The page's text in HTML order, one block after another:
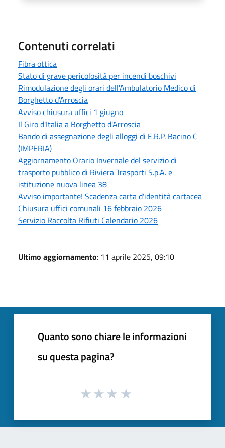
Contenuti correlati
Fibra ottica
Stato di grave pericolosità per incendi boschivi
Rimodulazione degli orari dell'Ambulatorio Medico di
Borghetto d'Arroscia
Avviso chiusura uffici 1 giugno
Il Giro d'Italia a Borghetto d'Arroscia
Bando di assegnazione degli alloggi di E.R.P. Bacino C
(IMPERIA)
Aggiornamento Orario Invernale del servizio di
trasporto pubblico di Riviera Trasporti S.p.A. e
istituzione nuova linea 38
Avviso importante! Scadenza carta d'identità cartacea
Chiusura uffici comunali 16 febbraio 2026
Servizio Raccolta Rifiuti Calendario 2026
Ultimo aggiornamento: 11 aprile 2025, 09:10
Quanto sono chiare le informazioni
su questa pagina?